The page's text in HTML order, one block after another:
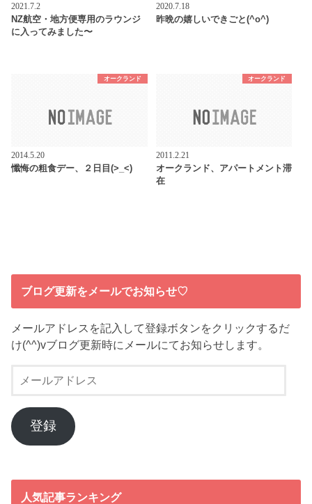
2021.7.2
NZ航空・地方便専用のラウンジ
に入ってみました〜
2020.7.18
昨晩の嬉しいできごと(^o^)
オークランド
2014.5.20
懺悔の粗食デー、２日目(>_<)
オークランド
2011.2.21
オークランド、アパートメント滞
在
ブログ更新をメールでお知らせ♡
メールアドレスを記入して登録ボタンをクリックするだ
け(^^)vブログ更新時にメールにてお知らせします。
ー
ル
ア
ド
登録
人気記事ランキング